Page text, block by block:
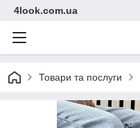
4look.com.ua
Товари та послуги